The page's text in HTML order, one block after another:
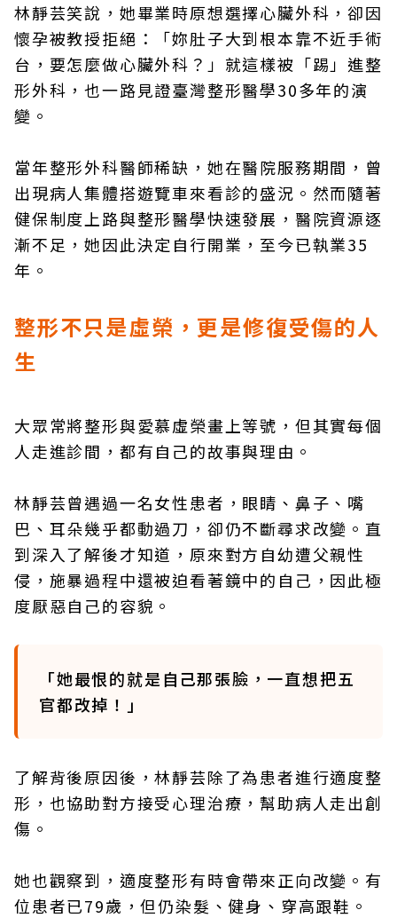
林靜芸笑說，她畢業時原想選擇心臟外科，卻因
懷孕被教授拒絕：「妳肚子大到根本靠不近手術
台，要怎麼做心臟外科？」就這樣被「踢」進整
形外科，也一路見證臺灣整形醫學30多年的演
變。
當年整形外科醫師稀缺，她在醫院服務期間，曾
出現病人集體搭遊覽車來看診的盛況。然而隨著
健保制度上路與整形醫學快速發展，醫院資源逐
漸不足，她因此決定自行開業，至今已執業35
年。
整形不只是虛榮，更是修復受傷的人
生
大眾常將整形與愛慕虛榮畫上等號，但其實每個
人走進診間，都有自己的故事與理由。
林靜芸曾遇過一名女性患者，眼睛、鼻子、嘴
巴、耳朵幾乎都動過刀，卻仍不斷尋求改變。直
到深入了解後才知道，原來對方自幼遭父親性
侵，施暴過程中還被迫看著鏡中的自己，因此極
度厭惡自己的容貌。
「她最恨的就是自己那張臉，一直想把五
官都改掉！」
了解背後原因後，林靜芸除了為患者進行適度整
形，也協助對方接受心理治療，幫助病人走出創
傷。
她也觀察到，適度整形有時會帶來正向改變。有
位患者已79歲，但仍染髮、健身、穿高跟鞋。